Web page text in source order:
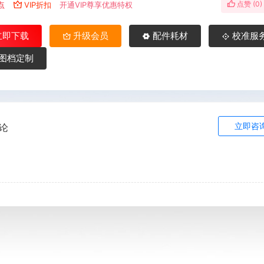
VIP折扣 开通VIP尊享优惠特权 点赞 (0)
即下载 升级会员 配件耗材
校准服
档定制
立即咨